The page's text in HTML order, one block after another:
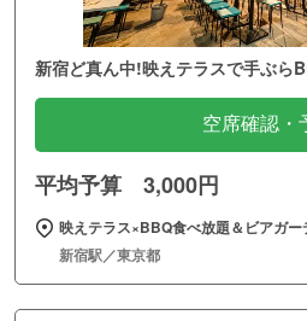
新宿ど真ん中!映えテラスで手ぶら
空席確認・
平均予算 3,000円
映えテラス×BBQ食べ放題＆ビアガ
新宿駅／東京都